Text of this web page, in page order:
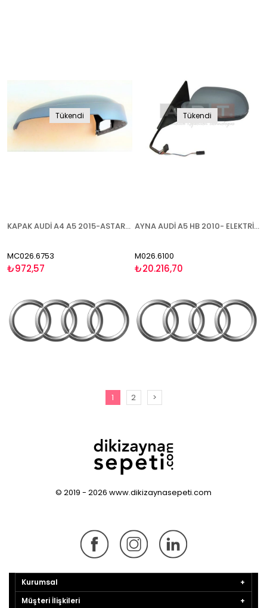
Tükendi
KAPAK AUDİ A4 A5 2015-ASTARLI BLİS SAĞ
MC026.6753
₺972,57
Tükendi
AYNA AUDİ A5 HB 2010- ELEKTRİKLİ ISITMALI ASTARLI SİNYALLİ ASFERİK SOL
M026.6100
₺20.216,70
1 2 >
© 2019 - 2026 www.dikizaynasepeti.com
Kurumsal
Müşteri İlişkileri